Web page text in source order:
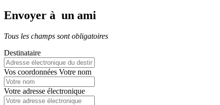
Envoyer à un ami
Tous les champs sont obligatoires
Destinataire
Vos coordonnées Votre nom
Votre adresse électronique